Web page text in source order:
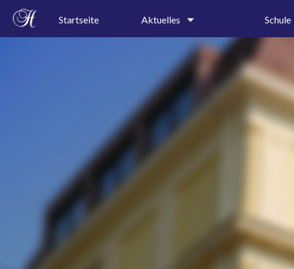
Startseite Aktuelles
Terminkalender
Speiseplan
Ferienkalender
A-B-Wochenkalender
Pressespiegel
Schule
Kollegium
Schulleitung &
Sekretariat
Prävention
Schulordnung
Schulkalender